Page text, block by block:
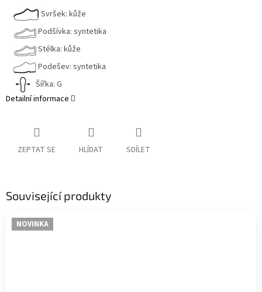
Svršek: kůže
Podšívka: syntetika
Stélka: kůže
Podešev: syntetika
Šířka: G
Detailní informace
ZEPTAT SE HLÍDAT SDÍLET
Související produkty
NOVINKA